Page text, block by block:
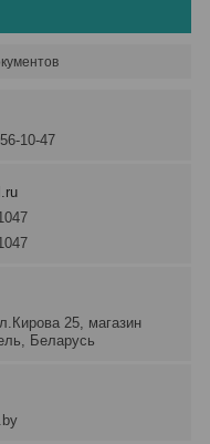
10-47
25, магазин
Беларусь